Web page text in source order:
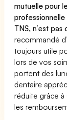
mutuelle pour
TNS, n’est
recommandé
toujours utile
lors de vos
portent des
dentaire
réduite grâce
les